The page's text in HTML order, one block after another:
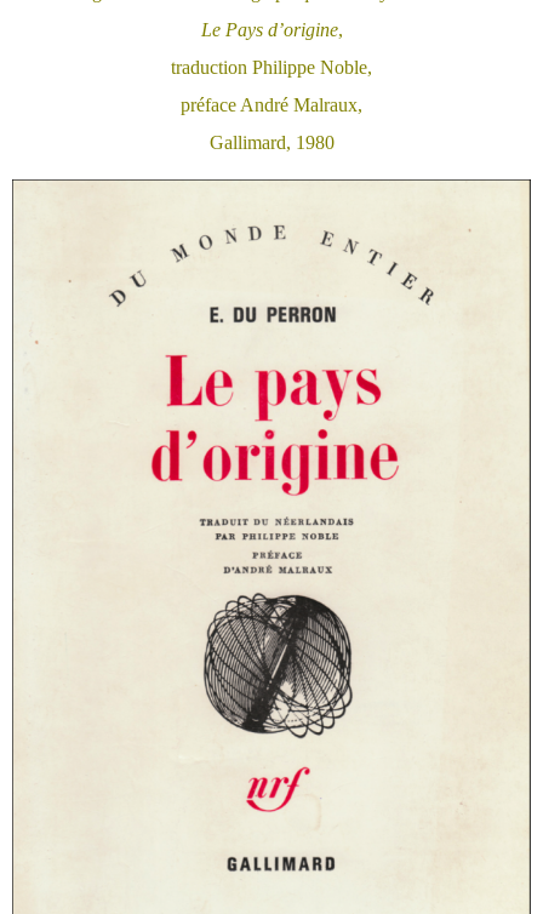
Le Pays d’origine,
traduction Philippe Noble,
préface André Malraux,
Gallimard, 1980